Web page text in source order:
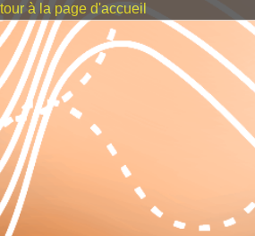
à la page d'accueil